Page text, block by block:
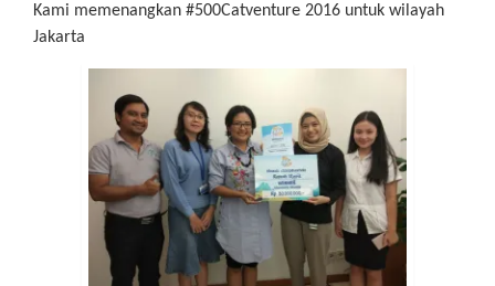
Kami memenangkan #500Catventure 2016 untuk wilayah
Jakarta